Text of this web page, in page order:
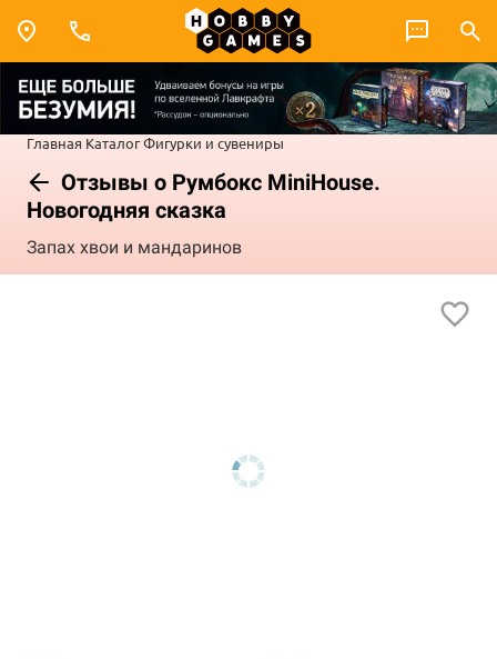
Главная КаталогФигурки и сувениры
Отзывы о Румбокс MiniHouse.
Новогодняя сказка
Запах хвои и мандаринов